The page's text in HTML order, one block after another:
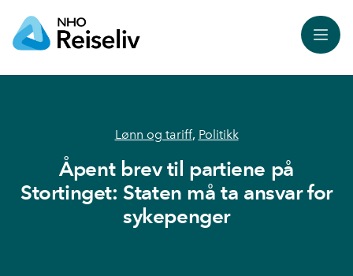
Meny
Lønn og tariff, Politikk
Åpent brev til partiene på
Stortinget: Staten må ta ansvar for
sykepenger